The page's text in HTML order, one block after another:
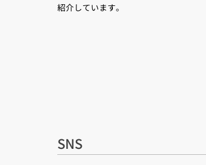
紹介しています。
SNS